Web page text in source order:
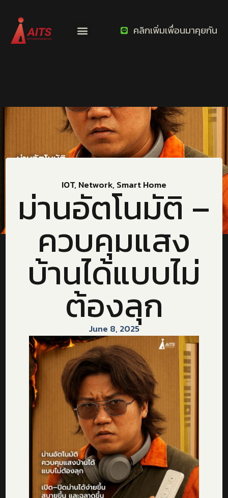
คลิกเพิ่มเพื่อนมาคุยกัน
IOT, Network, Smart Home
ม่านอัตโนมัติ –
ควบคุมแสง
บ้านได้แบบไม่
ต้องลุก
June 8, 2025